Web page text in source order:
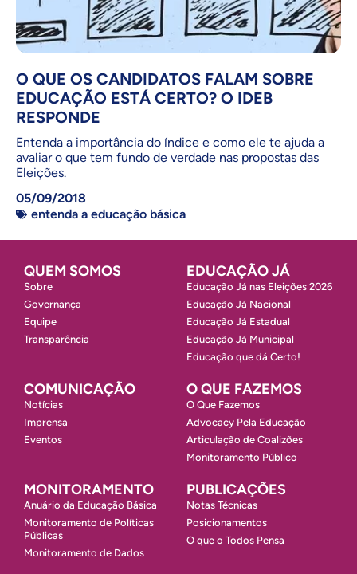
O QUE OS CANDIDATOS FALAM SOBRE
EDUCAÇÃO ESTÁ CERTO? O IDEB
RESPONDE
Entenda a importância do índice e como ele te ajuda a
avaliar o que tem fundo de verdade nas propostas das
Eleições.
05/09/2018
entenda a educação básica
QUEM SOMOS
Sobre
Governança
Equipe
Transparência
EDUCAÇÃO JÁ
Educação Já nas Eleições 2026
Educação Já Nacional
Educação Já Estadual
Educação Já Municipal
Educação que dá Certo!
COMUNICAÇÃO
Notícias
Imprensa
Eventos
O QUE FAZEMOS
O Que Fazemos
Advocacy Pela Educação
Articulação de Coalizões
Monitoramento Público
MONITORAMENTO
Anuário da Educação Básica
Monitoramento de Políticas
Públicas
Monitoramento de Dados
PUBLICAÇÕES
Notas Técnicas
Posicionamentos
O que o Todos Pensa